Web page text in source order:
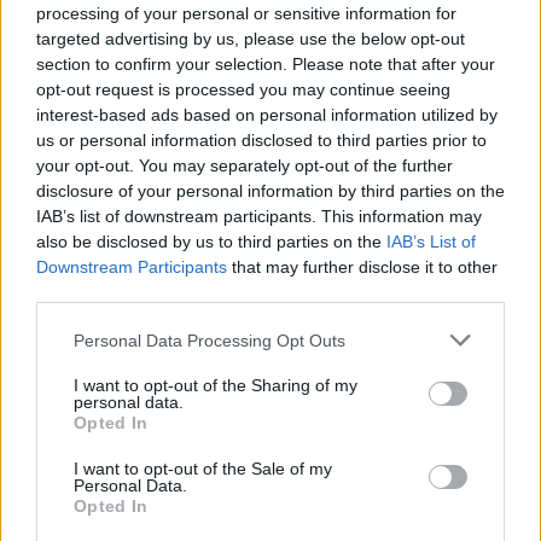
processing of your personal or sensitive information for
targeted advertising by us, please use the below opt-out
section to confirm your selection. Please note that after your
opt-out request is processed you may continue seeing
interest-based ads based on personal information utilized by
us or personal information disclosed to third parties prior to
your opt-out. You may separately opt-out of the further
disclosure of your personal information by third parties on the
IAB’s list of downstream participants. This information may
also be disclosed by us to third parties on the IAB’s List of
Downstream Participants that may further disclose it to other
Personal Data Processing Opt Outs
I want to opt-out of the Sharing of my
personal data.
Opted In
I want to opt-out of the Sale of my
Personal Data.
Opted In
action protectrice en fait un allié contre les
agressions extérieures telles que le vent, le froid ou la
pollution.
Différences en termes d’usage et
d’effets
Texture et application
L’huile de coco, étant liquide ou semi-liquide à
température ambiante, s’applique facilement en
massage ou en bain d’huile. Son parfum naturel de
Le beurre de karité, solide à température ambiante,
devenir plus facile à étaler. Son odeur est plus neutre
ou légèrement noisette, ce qui le rend plus discret